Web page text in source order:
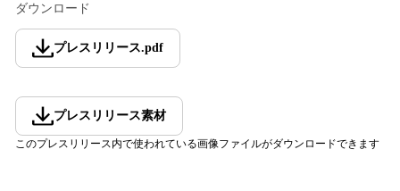
ダウンロード
プレスリリース.pdf
プレスリリース素材
このプレスリリース内で使われている画像ファイルがダウンロードできます